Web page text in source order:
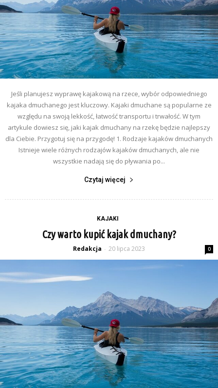
Jeśli planujesz wyprawę kajakową na rzece, wybór odpowiedniego
kajaka dmuchanego jest kluczowy. Kajaki dmuchane są popularne ze
względu na swoją lekkość, łatwość transportu i trwałość. W tym
artykule dowiesz się, jaki kajak dmuchany na rzekę będzie najlepszy
dla Ciebie. Przygotuj się na przygodę! 1. Rodzaje kajaków dmuchanych
Istnieje wiele różnych rodzajów kajaków dmuchanych, ale nie
wszystkie nadają się do pływania po...
Czytaj więcej
KAJAKI
Czy warto kupić kajak dmuchany?
Redakcja - 20 lipca 2023 0